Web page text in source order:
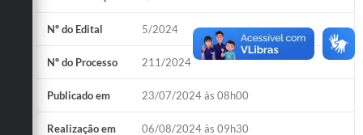
Nº do Edital 5/2024
Nº do Processo 211/2024
Publicado em 23/07/2024 às 08h00
Realização em 06/08/2024 às 09h30